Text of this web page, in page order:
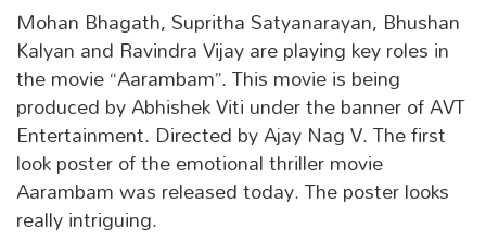
Mohan Bhagath, Supritha Satyanarayan, Bhushan
Kalyan and Ravindra Vijay are playing key roles in
the movie “Aarambam”. This movie is being
produced by Abhishek Viti under the banner of AVT
Entertainment. Directed by Ajay Nag V. The first
look poster of the emotional thriller movie
Aarambam was released today. The poster looks
really intriguing.